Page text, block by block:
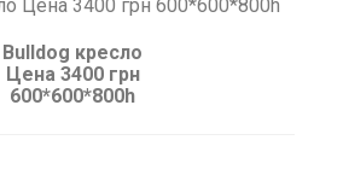
Bulldog кресло
Цена 3400 грн
600*600*800h